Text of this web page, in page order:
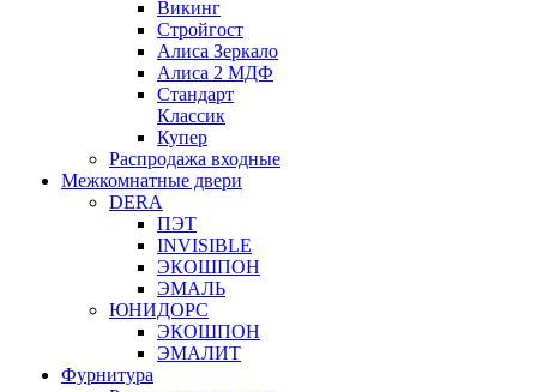
Викинг
Стройгост
Алиса Зеркало
Алиса 2 МДФ
Стандарт
Классик
Купер
Распродажа входные
Межкомнатные двери
DERA
ПЭТ
INVISIBLE
ЭКОШПОН
ЭМАЛЬ
ЮНИДОРС
ЭКОШПОН
ЭМАЛИТ
Фурнитура